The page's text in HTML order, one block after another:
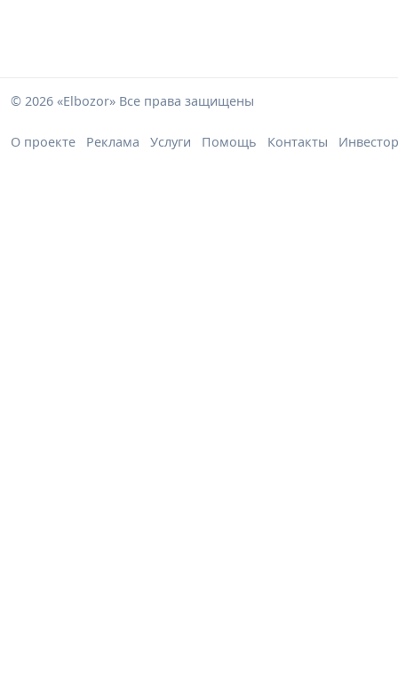
© 2026 «Elbozor» Все права защищены
О проекте Реклама Услуги Помощь Контакты